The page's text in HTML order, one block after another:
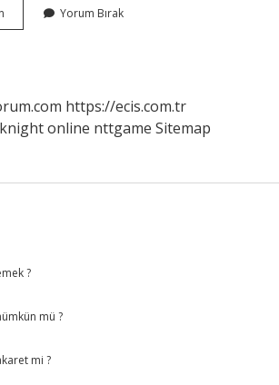
Instagram
43
Yorum Bırak
https://ecis.com.tr
knight online nttgame Sitemap
?
mü ?
mi ?